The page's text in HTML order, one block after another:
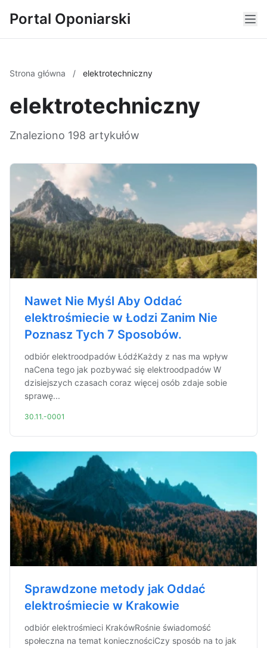
Portal Oponiarski
Strona główna / elektrotechniczny
elektrotechniczny
Znaleziono 198 artykułów
Nawet Nie Myśl Aby Oddać
elektrośmiecie w Łodzi Zanim Nie
Poznasz Tych 7 Sposobów.
odbiór elektroodpadów ŁódźKażdy z nas ma wpływ
naCena tego jak pozbywać się elektroodpadów W
dzisiejszych czasach coraz więcej osób zdaje sobie
sprawę...
30.11.-0001
Sprawdzone metody jak Oddać
elektrośmiecie w Krakowie
odbiór elektrośmieci KrakówRośnie świadomość
społeczna na temat koniecznościCzy sposób na to jak